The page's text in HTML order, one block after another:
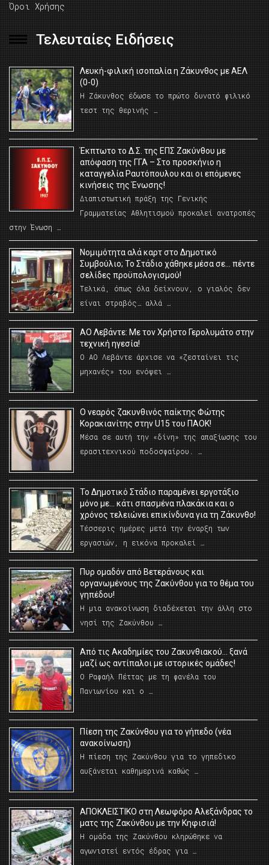
Όροι Χρήσης
Τελευταίες Ειδήσεις
Λευκή-φιλική ισοπαλία η Ζάκυνθος με ΑΕΛ
(0-0)
Η Ζάκυνθος έδωσε το πρώτο δυνατό φιλικό
τεστ της θερινής …
Έκπτωτο το Δ.Σ. της ΕΠΣ Ζακύνθου με
απόφαση της ΓΓΑ – Στο προσκήνιο η
καταγγελία Ραυτόπουλου και οι επόμενες
κινήσεις της Ένωσης!
Διαπιστωτική πράξη της Γενικής
Γραμματείας Αθλητισμού προκαλεί ανατροπές
στην Ένωση …
Νομιμότητα αλά καρτ στο Δημοτικό
Συμβούλιο; Το Στάδιο χάθηκε μέσα σε… πέντε
σελίδες προϋπολογισμού!
Τελικά, όπως όλα δείχνουν, ο γιαλός δεν
είναι στραβός… αλλά …
ΑΟ Λεβάντε: Με τον Χρήστο Γερολυμάτο στην
τεχνική ηγεσία!
Ο ΑΟ Λεβάντε άρχισε να «ζεσταίνει τις
μηχανές» του ενόψει …
O νεαρός ζακυνθινός παίκτης Φώτης
Κορακιανίτης στην U15 του ΠΑΟΚ!
Μέσα σε αυτή την «δίνη» της απαξίωσης του
ερασιτεχνικού ποδοσφαίρου. …
Το Δημοτικό Στάδιο παραμένει εργοτάξιο
μόνο με… κάτι σπασμένα πλακάκια και ο
χρόνος τελειώνει επικίνδυνα για τη Ζάκυνθο!
Τέσσερις ημέρες μετά την έναρξη των
εργασιών, η εικόνα προκαλεί …
Πυρ ομαδόν από Βετεράνους και
οργανωμένους της Ζακύνθου για το θέμα του
γηπέδου!
Η μια ανακοίνωση διαδέχεται την άλλη στο
νησί της Ζακύνθου …
Από τις Ακαδημίες του Ζακυνθιακού… ξανά
μαζί ως αντίπαλοι με ιστορικές ομάδες!
Ο Ραφαήλ Πέττας με τη φανέλα του
Πανιωνίου και ο …
Πίεση της Ζακύνθου για το γήπεδο (νέα
ανακοίνωση)
Η πίεση της Ζακύνθου για το γηπεδικο
αυξάνεται καθημερινά καθώς …
AΠΟΚΛΕΙΣΤΙΚΟ στη Λεωφόρο Αλεξάνδρας το
ματς της Ζακύνθου με την Κηφισιά!
Η ομάδα της Ζακύνθου κληρώθηκε να
αγωνιστεί εντός έδρας για …